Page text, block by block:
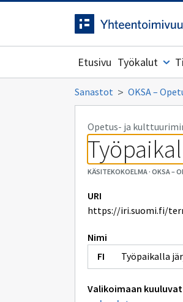
Siirrytty
Etusivu Työkalut
Sanastot OKSA –
Opetus- ja
KÄSITEKOKOELMA· OKSA –
URI
https://iri.suomi.fi/
Nimi
Työpaikalla
Valikoimaan